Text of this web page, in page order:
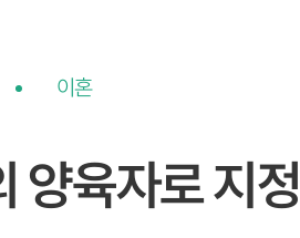
이혼
육자로 지